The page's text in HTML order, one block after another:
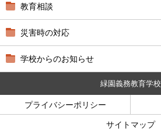
教育相談
災害時の対応
学校からのお知らせ
緑園義務教育学校
プライバシーポリシー
サイトマップ